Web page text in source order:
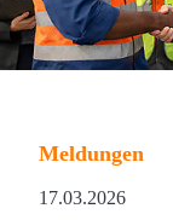
Meldungen
17.03.2026